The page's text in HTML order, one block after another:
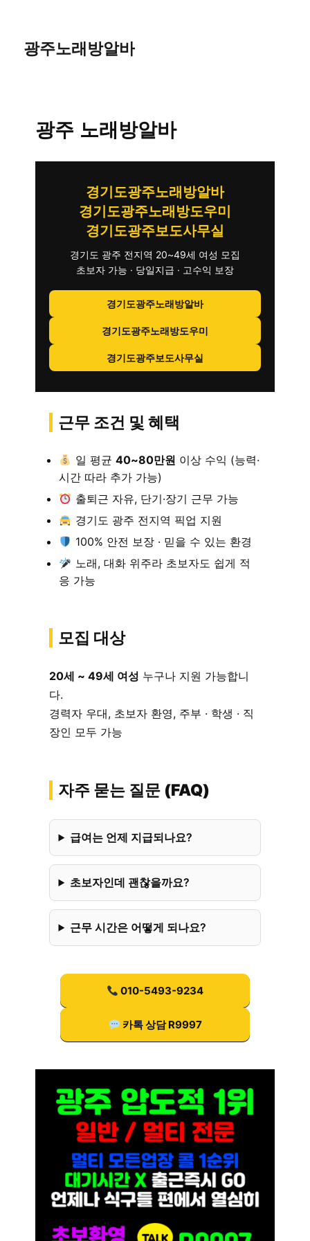
광주노래방알바
광주 노래방알바
경기도광주노래방알바
경기도광주노래방도우미
경기도광주보도사무실
경기도 광주 전지역 20~49세 여성 모집
초보자 가능 · 당일지급 · 고수익 보장
경기도광주노래방알바
경기도광주노래방도우미
경기도광주보도사무실
근무 조건 및 혜택
일 평균 40~80만원 이상 수익 (능력·
시간 따라 추가 가능)
출퇴근 자유, 단기·장기 근무 가능
경기도 광주 전지역 픽업 지원
100% 안전 보장 · 믿을 수 있는 환경
노래, 대화 위주라 초보자도 쉽게 적
응 가능
모집 대상
20세 ~ 49세 여성 누구나 지원 가능합니
다.
경력자 우대, 초보자 환영, 주부 · 학생 · 직
장인 모두 가능
자주 묻는 질문 (FAQ)
급여는 언제 지급되나요?
초보자인데 괜찮을까요?
근무 시간은 어떻게 되나요?
010-5493-9234
카톡 상담 R9997